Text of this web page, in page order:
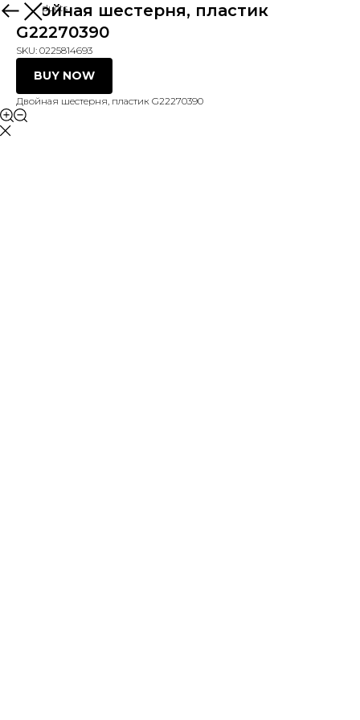
More products
Двойная шестерня, пластик
G22270390
SKU: 0225814693
BUY NOW
Двойная шестерня, пластик G22270390